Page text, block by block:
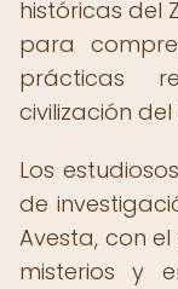
históricas del
para
prácticas
civilización del
Los
de
Avesta, con
misterios y